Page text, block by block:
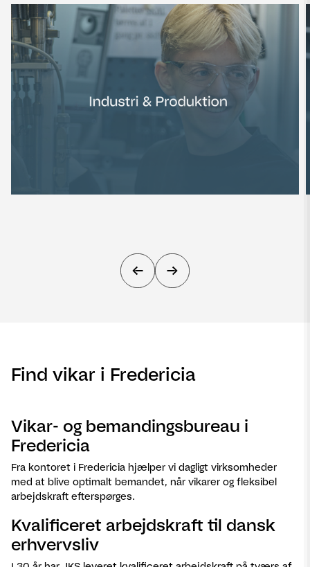
Find vikar i Fredericia
Vikar- og bemandingsbureau i
Fredericia
Fra kontoret i Fredericia hjælper vi dagligt virksomheder
med at blive optimalt bemandet, når vikarer og fleksibel
arbejdskraft efterspørges.
Kvalificeret arbejdskraft til dansk
erhvervsliv